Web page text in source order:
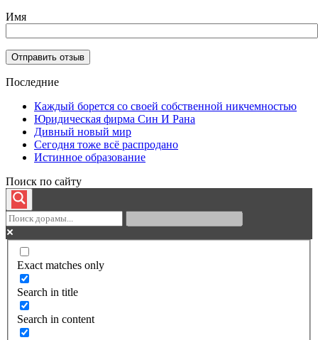
Имя
Последние
Каждый борется со своей собственной никчемностью
Юридическая фирма Син И Рана
Дивный новый мир
Сегодня тоже всё распродано
Истинное образование
Поиск по сайту
Exact matches only
Search in title
Search in content